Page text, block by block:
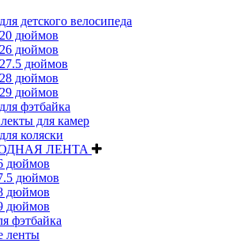
детского велосипеда
дюймов
дюймов
дюймов
дюймов
дюймов
фэтбайка
для камер
коляски
ЛЕНТА
дюймов
дюймов
дюймов
дюймов
фэтбайка
ленты